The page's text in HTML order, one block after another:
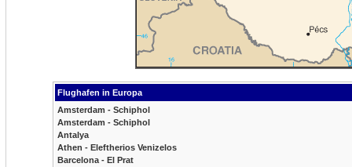
Flughafen in Europa
Amsterdam - Schiphol
Amsterdam - Schiphol
Antalya
Athen - Eleftherios Venizelos
Barcelona - El Prat